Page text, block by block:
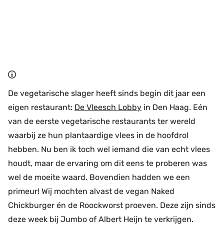
De vegetarische slager heeft sinds begin dit jaar een
eigen restaurant: De Vleesch Lobby in Den Haag. Eén
van de eerste vegetarische restaurants ter wereld
waarbij ze hun plantaardige vlees in de hoofdrol
hebben. Nu ben ik toch wel iemand die van echt vlees
houdt, maar de ervaring om dit eens te proberen was
wel de moeite waard. Bovendien hadden we een
primeur! Wij mochten alvast de vegan Naked
Chickburger én de Roockworst proeven. Deze zijn sinds
deze week bij Jumbo of Albert Heijn te verkrijgen.